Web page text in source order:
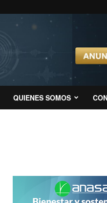
QUIENES SOMOS